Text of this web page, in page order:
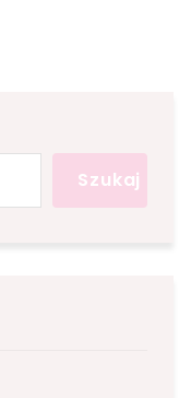
Szukaj